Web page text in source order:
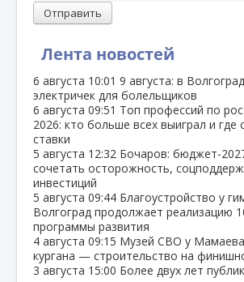
Лента новостей
6 августа 10:01 9 августа: в
электричек для болельщиков
6 августа 09:51 Топ профессий по
2026: кто больше всех выиграл и где
ставки
5 августа 12:32 Бочаров:
сочетать осторожность,
инвестиций
5 августа 09:44 Благоустройство у
Волгоград продолжает реализацию
программы развития
4 августа 09:15 Музей СВО у Мамаева
кургана — строительство на
3 августа 15:00 Более двух лет
Отправить